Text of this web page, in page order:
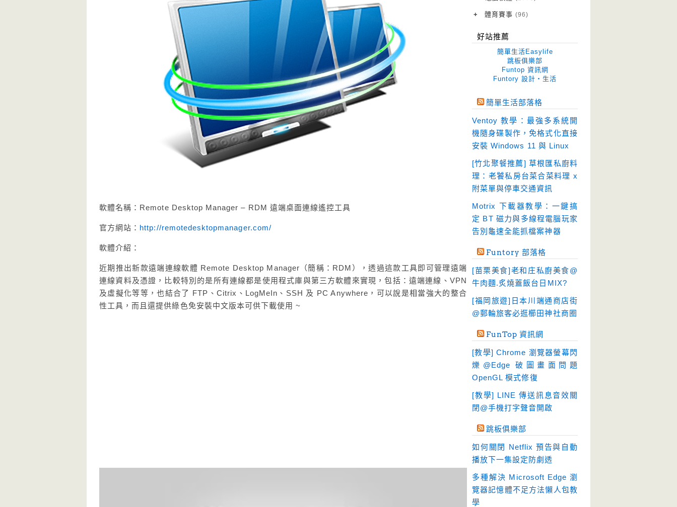
軟體名稱：Remote Desktop Manager – RDM 遠端桌面連線遙控工具
官方網站： http://remotedesktopmanager.com/
軟體介紹：
近期推出新款遠端連線軟體 Remote Desktop Manager（簡稱：RDM），透過這款工具即可管理遠端
連線資料及憑證，比較特別的是所有連線都是使用程式庫與第三方軟體來實現，包括：遠端連線、VPN
及虛擬化等等，也結合了 FTP、Citrix、LogMeIn、SSH 及 PC Anywhere，可以說是相當強大的整合
性工具，而且還提供綠色免安裝中文版本可供下載使用 ~
作業系統
優化軟體 (38)
光碟工具 (33)
免安裝 (641)
即時通訊 (23)
壓縮軟體 (9)
安全防護 (55)
影音播放 (51)
影音轉檔 (81)
教育學習 (23)
文書工具 (91)
畫面擷取 (36)
看圖程式 (17)
硬碟工具 (64)
系統工具 (242)
(188)
翻譯軟體 (3)
輸入法 (4)
+ 體育賽事 (96)
好站推薦
簡單生活Easylife
跳板俱樂部
Funtop 資訊網
Funtory 設計‧生活
簡單生活部落格
Ventoy 教學：最強多系統開
機隨身碟製作，免格式化直接
安裝 Windows 11 與 Linux
[竹北聚餐推薦] 草根匯私廚料
理：老饕私房台菜合菜料理 x
附菜單與停車交通資訊
Motrix 下載器教學：一鍵搞
定 BT 磁力與多線程電腦玩家
告別龜速全能抓檔案神器
Funtory 部落格
[苗栗美食]老和庄私廚美食@
牛肉麵.炙燒蓋飯台日MIX?
[福岡旅遊]日本川端通商店街
@郵輪旅客必逛櫛田神社商圈
FunTop 資訊網
[教學] Chrome 瀏覽器螢幕閃
爍@Edge 破圖畫面問題
OpenGL 模式修復
[教學] LINE 傳送訊息音效關
閉@手機打字聲音開啟
跳板俱樂部
如何關閉 Netflix 預告與自動
播放下一集設定防劇透
多種解決 Microsoft Edge 瀏
覽器記憶體不足方法懶人包教
學